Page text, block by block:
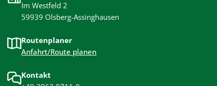
Im Westfeld 2
59939 Olsberg-Assinghausen
Routenplaner
Anfahrt/Route planen
Kontakt